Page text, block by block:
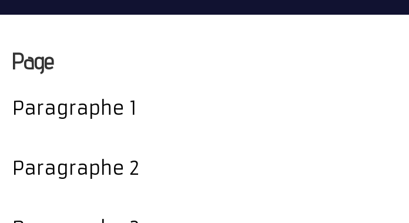
Page
Paragraphe 1
Paragraphe 2